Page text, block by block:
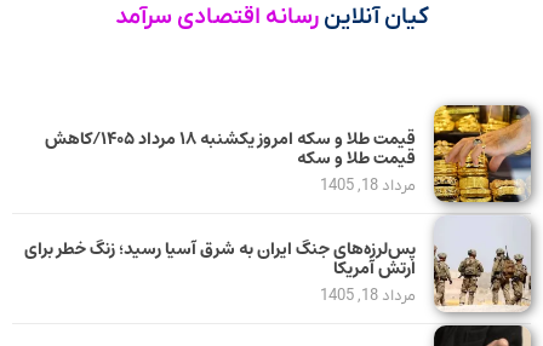
کیان آنلاین رسانه اقتصادی سرآمد
قیمت طلا و سکه امروز یکشنبه ۱۸ مرداد ۱۴۰۵/کاهش
قیمت طلا و سکه
مرداد 18, 1405
پس‌لرزه‌های جنگ ایران به شرق آسیا رسید؛ زنگ خطر برای
ارتش آمریکا
مرداد 18, 1405